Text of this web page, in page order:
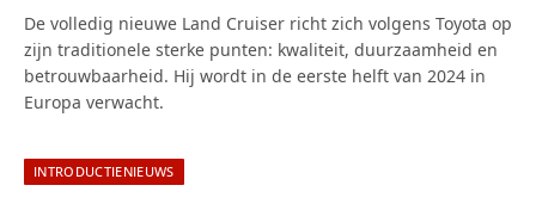
De volledig nieuwe Land Cruiser richt zich volgens Toyota op
zijn traditionele sterke punten: kwaliteit, duurzaamheid en
betrouwbaarheid. Hij wordt in de eerste helft van 2024 in
Europa verwacht.
INTRODUCTIENIEUWS